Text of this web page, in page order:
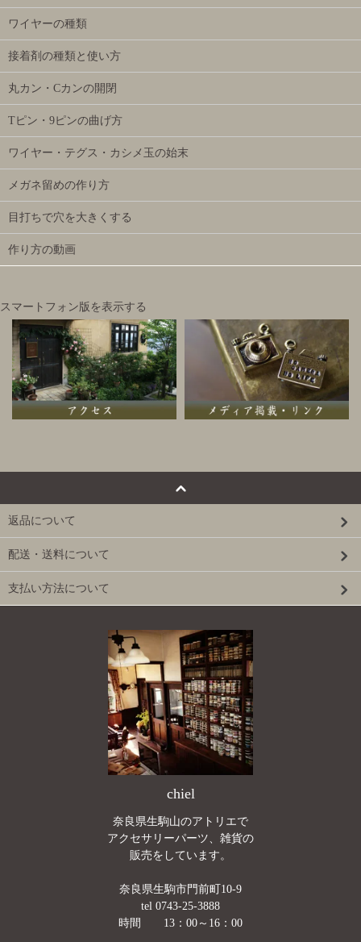
ワイヤーの種類
接着剤の種類と使い方
丸カン・Cカンの開閉
Tピン・9ピンの曲げ方
ワイヤー・テグス・カシメ玉の始末
メガネ留めの作り方
目打ちで穴を大きくする
作り方の動画
スマートフォン版を表示する
返品について
配送・送料について
支払い方法について
chiel
奈良県生駒山のアトリエで
アクセサリーパーツ、雑貨の
販売をしています。
奈良県生駒市門前町10-9
tel 0743-25-3888
時間 13：00～16：00